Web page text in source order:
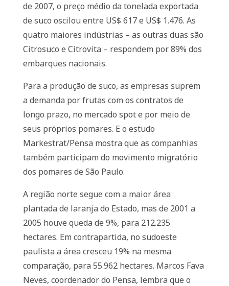
de 2007, o preço médio da tonelada exportada
de suco oscilou entre US$ 617 e US$ 1.476. As
quatro maiores indústrias – as outras duas são
Citrosuco e Citrovita – respondem por 89% dos
embarques nacionais.
Para a produção de suco, as empresas suprem
a demanda por frutas com os contratos de
longo prazo, no mercado spot e por meio de
seus próprios pomares. E o estudo
Markestrat/Pensa mostra que as companhias
também participam do movimento migratório
dos pomares de São Paulo.
A região norte segue com a maior área
plantada de laranja do Estado, mas de 2001 a
2005 houve queda de 9%, para 212.235
hectares. Em contrapartida, no sudoeste
paulista a área cresceu 19% na mesma
comparação, para 55.962 hectares. Marcos Fava
Neves, coordenador do Pensa, lembra que o